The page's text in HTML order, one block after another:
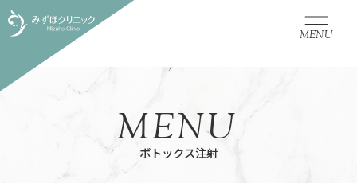
MENU
ボトックス注射
MENU